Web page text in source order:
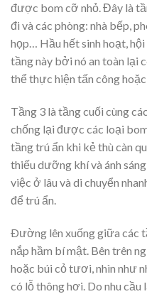
được bom cỡ nhỏ. Đây là
đi và các phòng: nhà bếp,
họp… Hầu hết sinh hoạt,
tầng này bởi nó an toàn lại
thể thực hiện tấn công
Tầng 3 là tầng cuối cùng
chống lại được các loại
tầng trú ẩn khi kẻ thù càn
thiếu dưỡng khí và ánh
việc ở lâu và di chuyển
để trú ẩn.
Ðường lên xuống giữa các
nắp hầm bí mật. Bên trên
hoặc búi cỏ tươi, nhìn như
có lỗ thông hơi. Do nhu cầu